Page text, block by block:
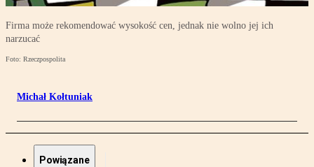
Firma może rekomendować wysokość cen, jednak nie wolno jej ich
narzucać
Foto: Rzeczpospolita
Michał Kołtuniak
Powiązane